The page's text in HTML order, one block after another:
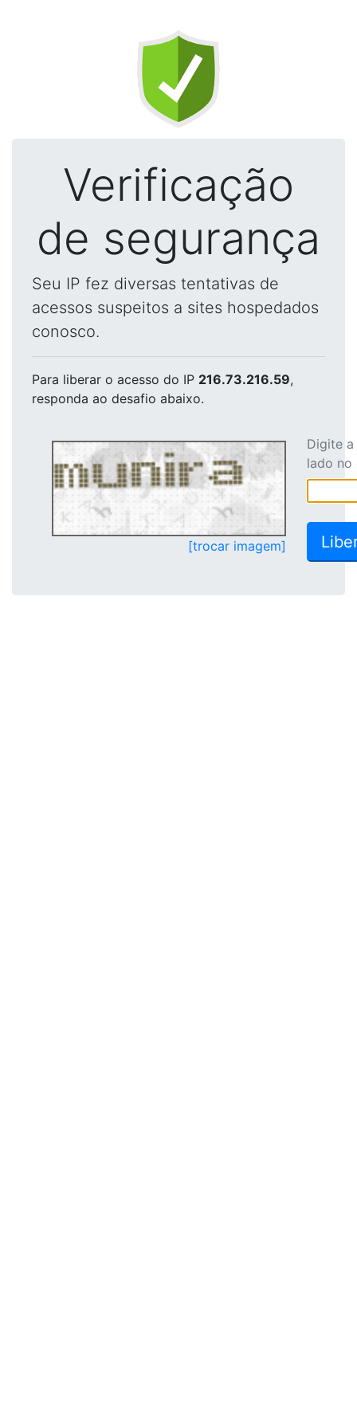
Verificação
de segurança
Seu IP fez diversas tentativas de
acessos suspeitos a sites hospedados
conosco.
Para liberar o acesso do IP 216.73.216.59,
responda ao desafio abaixo.
[trocar imagem]
Digite
lado no